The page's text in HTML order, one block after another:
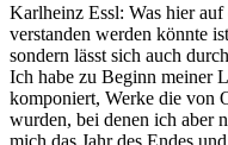
Karlheinz Essl: Was hier
verstanden werden könnte
sondern lässt sich auch
Ich habe zu Beginn meiner
komponiert, Werke die von
wurden, bei denen ich aber
mich das Jahr des Endes